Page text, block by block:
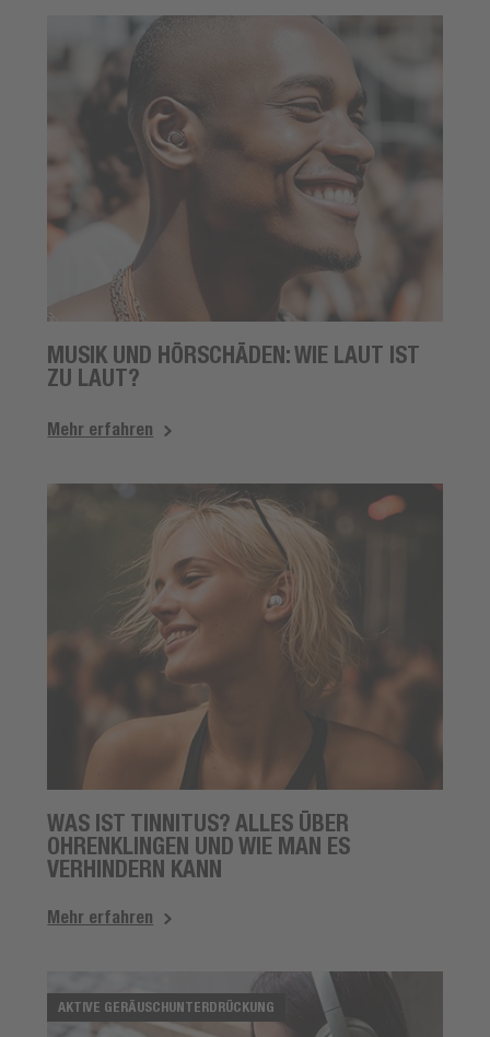
MUSIK UND HÖRSCHÄDEN: WIE LAUT IST
ZU LAUT?
Mehr erfahren
WAS IST TINNITUS? ALLES ÜBER
OHRENKLINGEN UND WIE MAN ES
VERHINDERN KANN
Mehr erfahren
AKTIVE GERÄUSCHUNTERDRÜCKUNG